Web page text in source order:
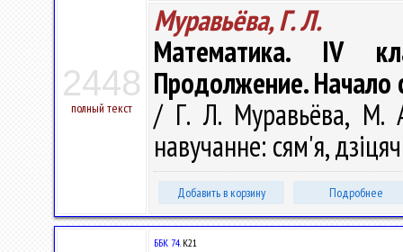
2448
полный текст
Муравьёва, Г. Л.
Математика. IV
Продолжение.
/ Г. Л. Муравьёва, М.
навучанне: сям'я,
Добавить в корзину Подробнее
ББК 74.К21